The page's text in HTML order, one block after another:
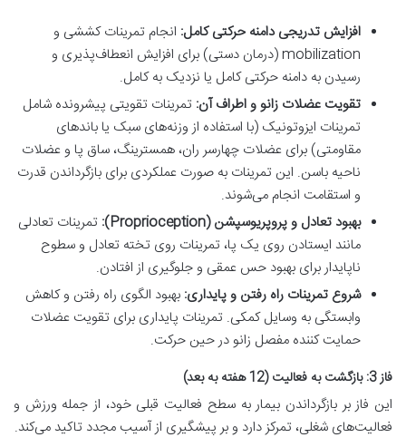
افزایش تدریجی دامنه حرکتی کامل: انجام تمرینات کششی و
mobilization (درمان دستی) برای افزایش انعطاف‌پذیری و
رسیدن به دامنه حرکتی کامل یا نزدیک به کامل.
تقویت عضلات زانو و اطراف آن: تمرینات تقویتی پیشرونده شامل
تمرینات ایزوتونیک (با استفاده از وزنه‌های سبک یا باندهای
مقاومتی) برای عضلات چهارسر ران، همسترینگ، ساق پا و عضلات
ناحیه باسن. این تمرینات به صورت عملکردی برای بازگرداندن قدرت
و استقامت انجام می‌شوند.
بهبود تعادل و پروپریوسپشن (Proprioception):
تمرینات تعادلی
مانند ایستادن روی یک پا، تمرینات روی تخته تعادل و سطوح
ناپایدار برای بهبود حس عمقی و جلوگیری از افتادن.
شروع تمرینات راه رفتن و پایداری: بهبود الگوی راه رفتن و کاهش
وابستگی به وسایل کمکی. تمرینات پایداری برای تقویت عضلات
حمایت کننده مفصل زانو در حین حرکت.
فاز 3: بازگشت به فعالیت (12 هفته به بعد)
این فاز بر بازگرداندن بیمار به سطح فعالیت قبلی خود، از جمله ورزش و
فعالیت‌های شغلی، تمرکز دارد و بر پیشگیری از آسیب مجدد تاکید می‌کند.